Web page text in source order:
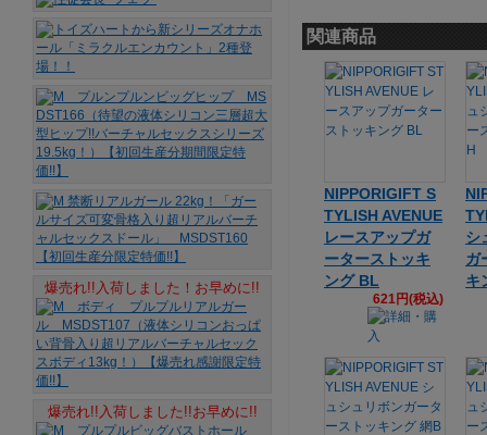
関連商品
NIPPORIGIFT S
TYLISH AVENUE
レースアップガ
ーターストッキ
ング BL
621円(税込)
シ
ガ
キ
爆売れ!!入荷しました！お早めに!!
爆売れ!!入荷しました!!お早めに!!